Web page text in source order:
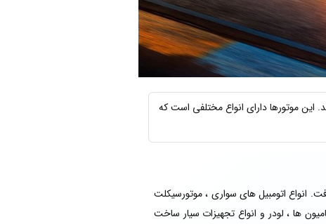
این موتورها دارای انواع مختلفی است که
انواع اتومبیل های سواری ، موتورسیکلت
ها ، لودر و انواع تجهیزات سیار ساخت